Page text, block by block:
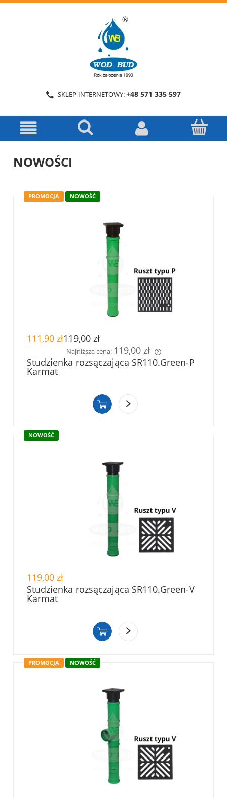
SKLEP INTERNETOWY:+48 571 335 597
NOWOŚCI
111,90 zł119,00 zł
Najniższa cena:119,00 zł
Jeżeli produkt jest sprzedawany krócej niż
momentu, kiedy produkt pojawił się w
Studzienka rozsączająca SR110.Green-P
Karmat
PROMOCJA NOWOŚĆ
119,00 zł
Studzienka rozsączająca SR110.Green-V
Karmat
NOWOŚĆ
PROMOCJA NOWOŚĆ